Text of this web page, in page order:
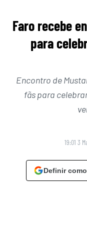
Faro recebe
para
Encontro de
fãs para
19:01 3
Definir